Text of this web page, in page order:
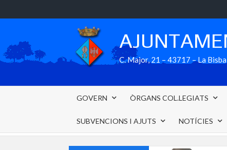
to
C. Major, 21 – 43717 – La
GOVERN ÒRGANS COL.LEGIATS
SUBVENCIONS I AJUTS NOTÍCIES